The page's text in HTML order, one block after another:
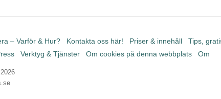
– Varför & Hur? Kontakta oss här! Priser & innehåll Tips,
Verktyg & Tjänster Om cookies på denna webbplats Om
2026